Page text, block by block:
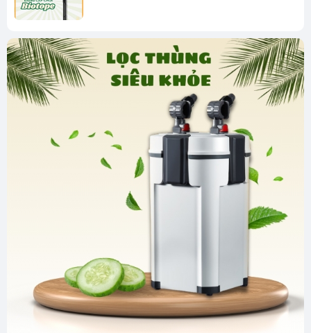
máy lọc với nguồn điện, đậy nắp bình lọc, cắm điện cho máy
Không nên mồi nước bằng nút mồi, nên mồi nước
bằng cách hút đầu out.
Không nên dùng bóng bio vì sẽ tạo ra bọt khí và gây
Lượng nước phải đầy bể, thì máy lọc hoạt động mới
tốt.
Dây máy lọc thừa nên cắt bỏ.
Chiều dài dây đầu out ≤ chiều dài dây đầu in.
Không nên dùng sứ đi kèm, vì khả năng chứa vi sinh
Cẩn thận khi tháo, lắp máy lọc vì khóa bằng nhựa
Trục máy lọc bằng sứ nên khi tháo máy vệ sinh
gãy có thể xảy ra.
Phải đặt máy lọc thấp hơn bể cá.
Cách xếp vật liệu lọc: lớp dưới cùng là bông; lớp giữa
là vật liệu lọc như: subtrat pro, matrix… lớp trên cùng
là bông.